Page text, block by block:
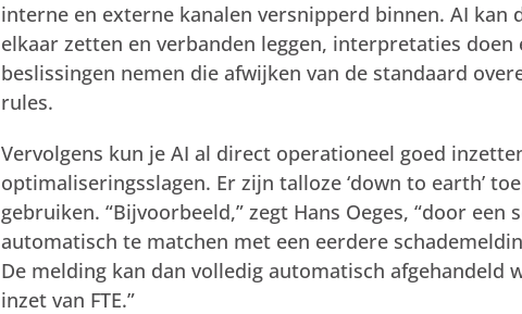
interne en externe kanalen versnipperd binnen. AI kan
elkaar zetten en verbanden leggen, interpretaties doen
beslissingen nemen die afwijken van de standaard
rules.
Vervolgens kun je AI al direct operationeel goed
optimaliseringsslagen. Er zijn talloze ‘down to earth’
gebruiken. “Bijvoorbeeld,” zegt Hans Oeges, “door een
automatisch te matchen met een eerdere
De melding kan dan volledig automatisch afgehandeld
inzet van FTE.”